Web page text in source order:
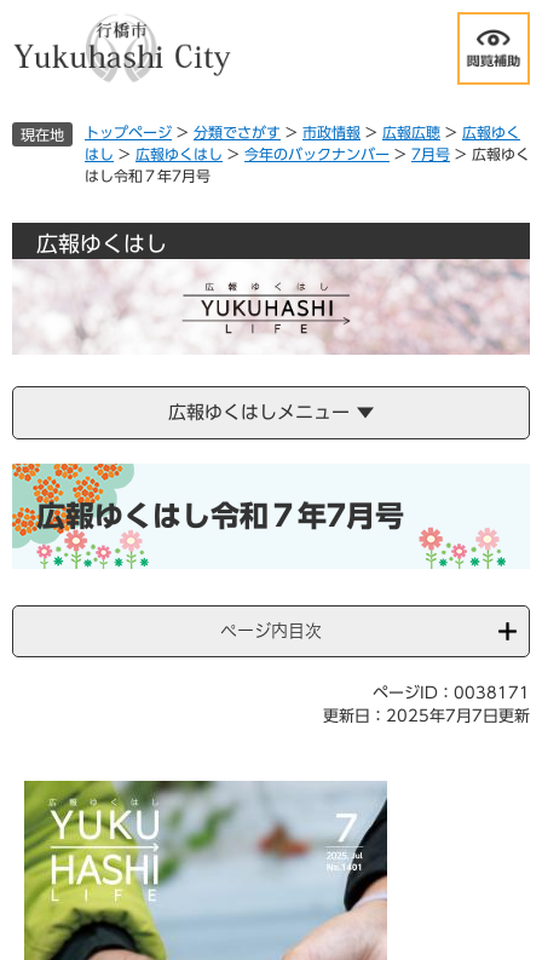
文
現在地 トップページ > 分類でさがす > 市政情報 > 広報広聴 > 広報ゆく
はし > 広報ゆくはし > 今年のバックナンバー > 7月号 > 広報ゆく
はし令和７年7月号
広報ゆくはし
広報ゆくはしメニュー
本
広報ゆくはし令和７年7月号
ページ内目次
ページID：0038171
更新日：2025年7月7日更新